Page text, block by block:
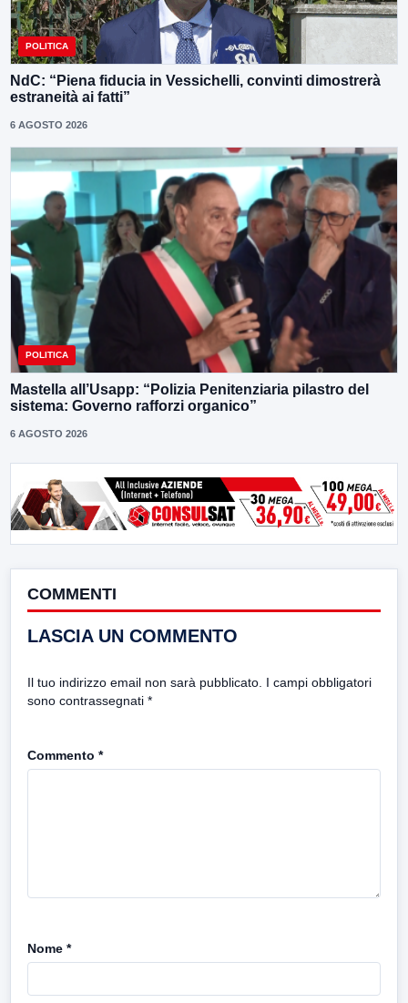
POLITICA
NdC: “Piena fiducia in Vessichelli, convinti dimostrerà
estraneità ai fatti”
6 AGOSTO 2026
POLITICA
Mastella all’Usapp: “Polizia Penitenziaria pilastro del
sistema: Governo rafforzi organico”
6 AGOSTO 2026
COMMENTI
LASCIA UN COMMENTO
Il tuo indirizzo email non sarà pubblicato. I campi obbligatori
sono contrassegnati *
Commento *
Nome *